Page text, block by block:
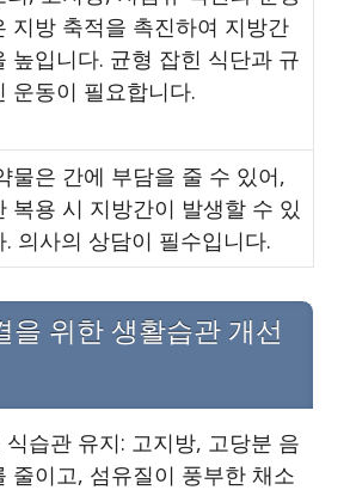
지방 축적을 촉진하여 지방간
높입니다. 균형 잡힌 식단과 규
운동이 필요합니다.
물은 간에 부담을 줄 수 있어,
복용 시 지방간이 발생할 수 있
. 의사의 상담이 필수입니다.
을 위한 생활습관 개선
식습관 유지: 고지방, 고당분 음
줄이고, 섬유질이 풍부한 채소